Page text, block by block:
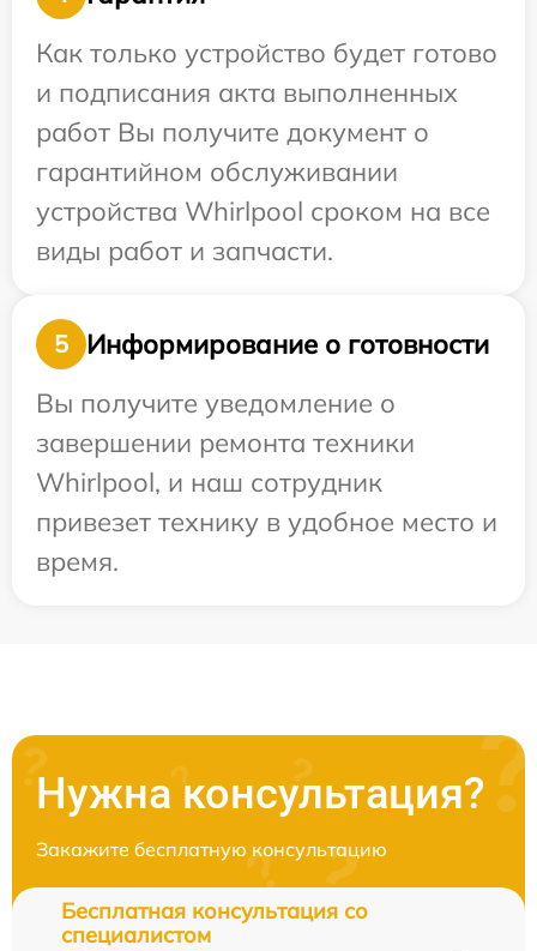
Как только устройство будет готово
и подписания акта выполненных
работ Вы получите документ о
гарантийном обслуживании
устройства Whirlpool сроком на все
виды работ и запчасти.
5
Информирование о готовности
Вы получите уведомление о
завершении ремонта техники
Whirlpool, и наш сотрудник
привезет технику в удобное место и
время.
Нужна консультация?
Закажите бесплатную консультацию
Бесплатная консультация со
специалистом